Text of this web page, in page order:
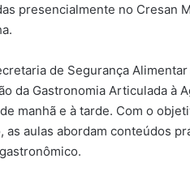
presencialmente no Cresan
de Segurança
da Gastronomia Articulada à
manhã e à tarde. Com o
as aulas abordam conteúdos